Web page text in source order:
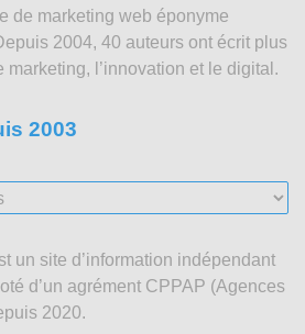
de marketing web éponyme
2004, 40 auteurs ont écrit plus
marketing, l’innovation et le digital.
2003
un site d’information indépendant
d’un agrément CPPAP (Agences
2020.